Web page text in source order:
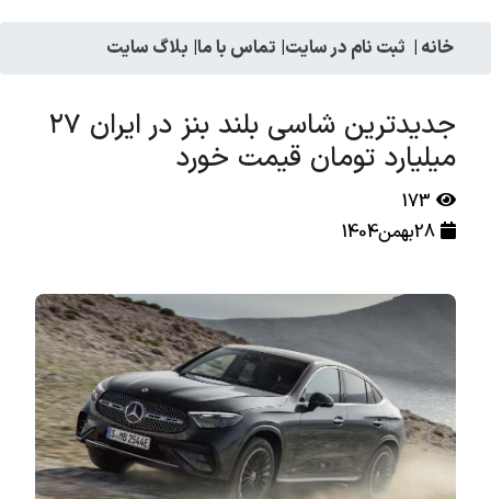
خانه | ثبت نام در سایت| تماس با ما| بلاگ سایت
جدیدترین شاسی بلند بنز در ایران ۲۷
میلیارد تومان قیمت خورد
173
28بهمن1404